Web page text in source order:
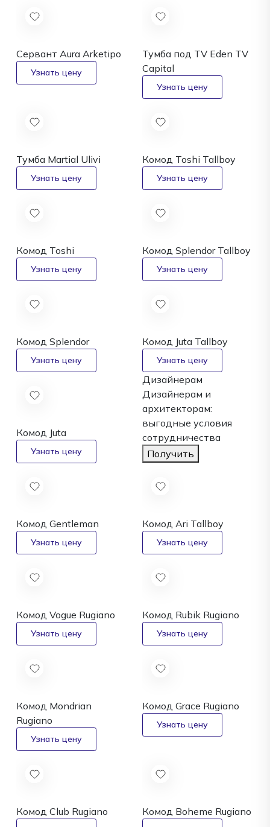
Сервант Aura Arketipo
Тумба под TV Eden TV
Capital
Тумба Martial Ulivi Комод Toshi Tallboy
Комод Toshi Комод Splendor Tallboy
Комод Splendor Комод Juta Tallboy
Комод Juta
Дизайнерам
Дизайнерам и
архитекторам:
выгодные условия
сотрудничества
Получить
Комод Gentleman Комод Ari Tallboy
Комод Vogue Rugiano Комод Rubik Rugiano
Комод Mondrian
Rugiano
Комод Grace Rugiano
Комод Club Rugiano Комод Boheme Rugiano